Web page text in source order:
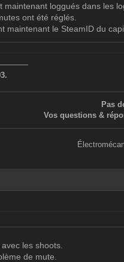
maintenant loggués dans les
ont été réglés.
maintenant le SteamID du
Pas
Vos questions &
les shoots.
de mute.